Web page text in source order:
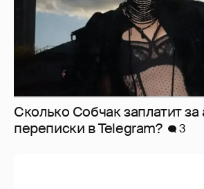
Сколько Собчак заплатит за
перeписки в Telegram?
3